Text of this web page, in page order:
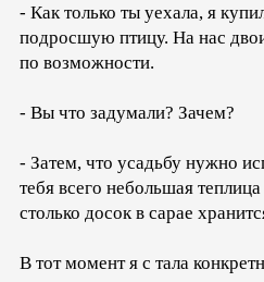
- Как только ты уехала, я
подросшую птицу. На нас
по возможности.
- Вы что задумали? Зачем?
- Затем, что усадьбу нужно
тебя всего небольшая
столько досок в сарае
В тот момент я с тала